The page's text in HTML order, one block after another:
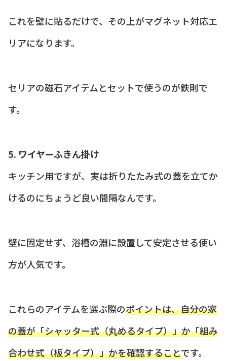
これを壁に貼るだけで、その上がマグネット対応エ
リアになります。
セリアの磁石アイテムとセットで使うのが鉄則で
す。
5. ワイヤーふきん掛け
キッチン用ですが、実は折りたたみ式の蓋を立てか
けるのにちょうど良い間隔なんです。
壁に固定せず、浴槽の淵に設置して安定させる使い
方が人気です。
これらのアイテムを選ぶ際のポイントは、自分の家
の蓋が「シャッター式（丸めるタイプ）」か「組み
合わせ式（板タイプ）」かを確認することです。